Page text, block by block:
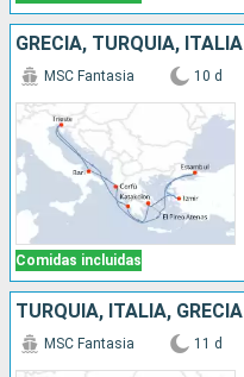
GRECIA, TURQUÍA, ITALIA
Comidas incluidas
MSC Fantasia 10 d
TURQUÍA, ITALIA, GRECIA
MSC Fantasia 11 d